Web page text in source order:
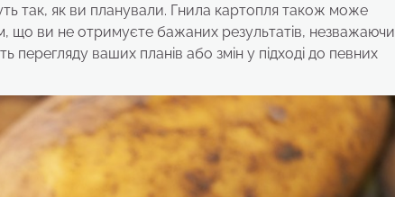
так, як ви планували. Гнила картопля також може
що ви не отримуєте бажаних результатів, незважаючи
ваших планів або змін у підході до певних